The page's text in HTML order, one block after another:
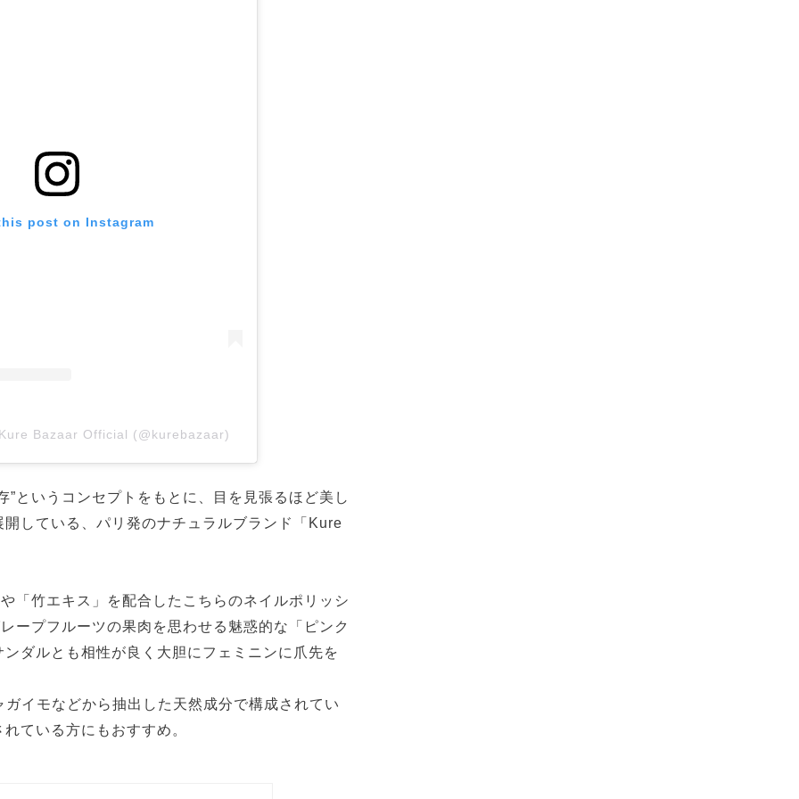
post on Instagram
Bazaar Official (@kurebazaar)
”というコンセプトをもとに、目を見張るほど美し
している、パリ発のナチュラルブランド「Kure
「竹エキス」を配合したこちらのネイルポリッシ
ープフルーツの果肉を思わせる魅惑的な「ピンク
ダルとも相性が良く大胆にフェミニンに爪先を
イモなどから抽出した天然成分で構成されてい
ている方にもおすすめ。